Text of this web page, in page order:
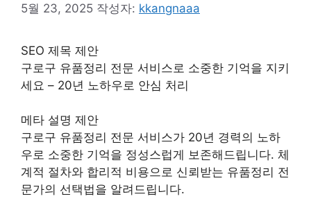
5월 23, 2025 작성자: kkangnaaa
SEO 제목 제안
구로구 유품정리 전문 서비스로 소중한 기억을 지키
세요 – 20년 노하우로 안심 처리
메타 설명 제안
구로구 유품정리 전문 서비스가 20년 경력의 노하
우로 소중한 기억을 정성스럽게 보존해드립니다. 체
계적 절차와 합리적 비용으로 신뢰받는 유품정리 전
문가의 선택법을 알려드립니다.